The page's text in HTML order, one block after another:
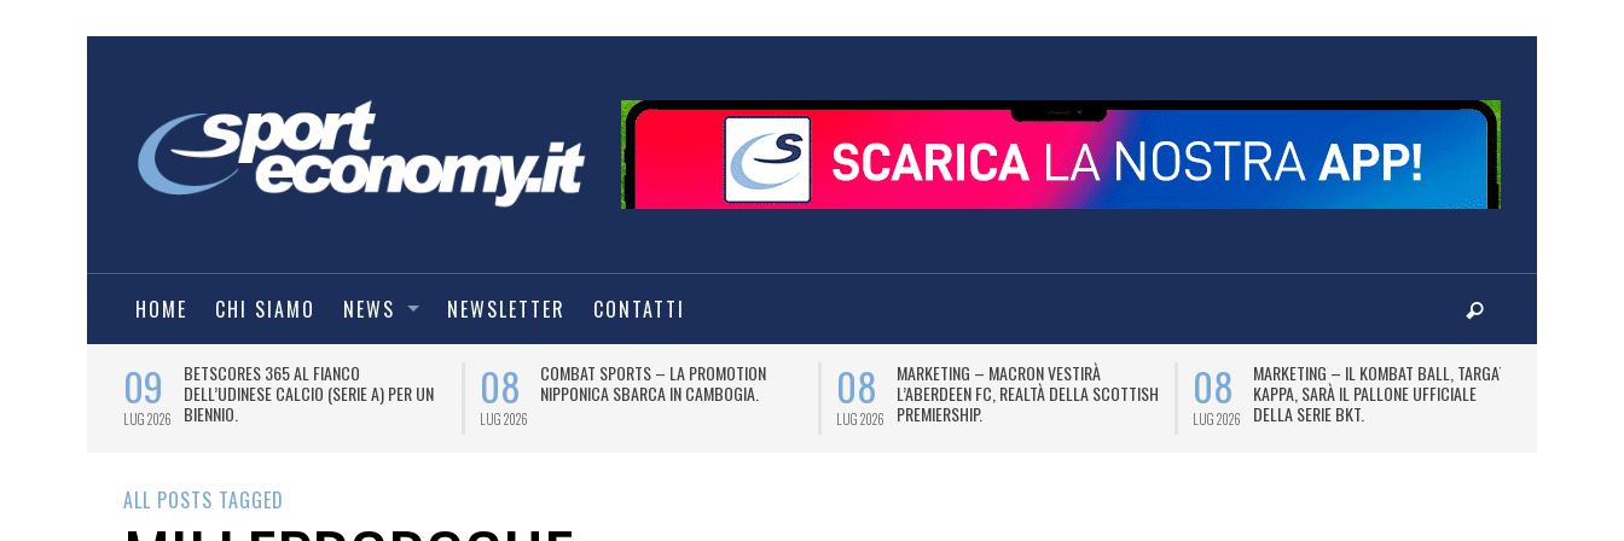
HOME CHI SIAMO NEWS NEWSLETTER CONTATTI
09
LUG 2026
BETSCORES 365 AL FIANCO
DELL’UDINESE CALCIO (SERIE A) PER UN
BIENNIO.
08
LUG 2026
COMBAT SPORTS – LA PROMOTION
NIPPONICA SBARCA IN CAMBOGIA.
08
LUG 2026
MARKETING – MACRON VESTIRÀ
L’ABERDEEN FC, REALTÀ DELLA SCOTTISH
PREMIERSHIP.
08
LUG 2026
MARKETING – IL KOMBAT BALL, TARGATO
KAPPA, SARÀ IL PALLONE UFFICIALE
DELLA SERIE BKT.
ALL POSTS TAGGED